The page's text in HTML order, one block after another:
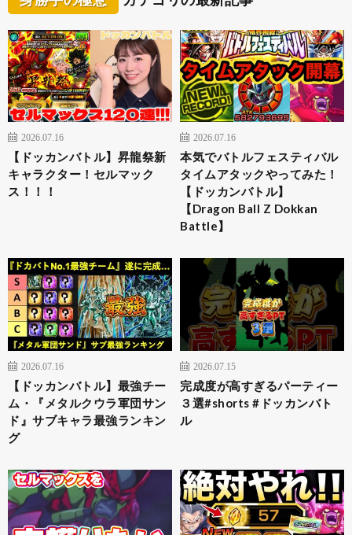
2026.07.16
【ドッカンバトル】昇龍祭新
キャラクター！セルマック
ス！！！
2026.07.16
本気でバトルフェスティバル
タイムアタックやってみた！
【ドッカンバトル】
【Dragon Ball Z Dokkan
Battle】
2026.07.16
【ドッカンバトル】最強チー
ム・『メタルクウラ軍団サン
ド』サブキャラ最強ランキン
グ
2026.07.15
完成度が高すぎるパーティー
３選#shorts #ドッカンバト
ル